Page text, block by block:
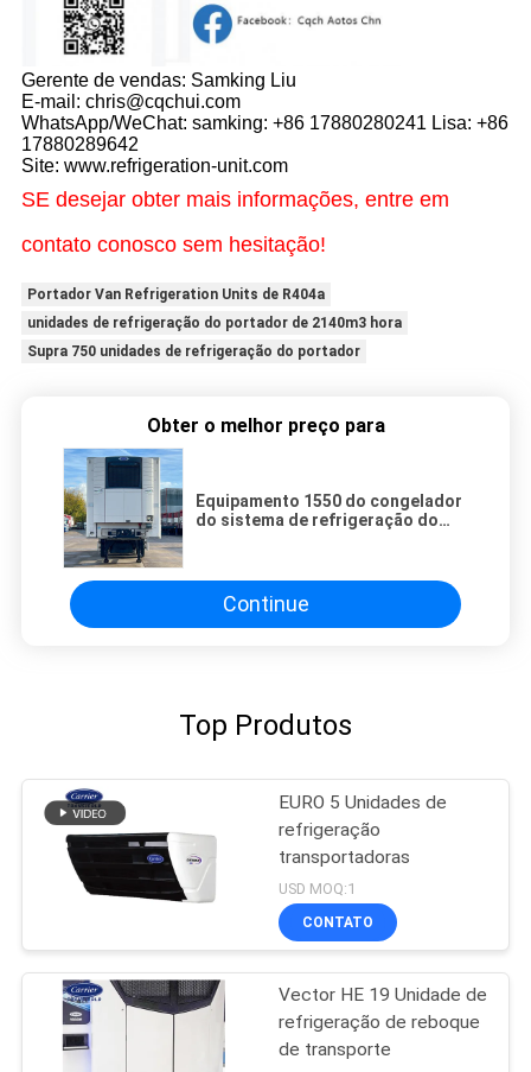
Gerente de vendas: Samking Liu
E-mail: chris@cqchui.com
WhatsApp/WeChat: samking: +86 17880280241 Lisa: +86
17880289642
Site: www.refrigeration-unit.com
SE desejar obter mais informações, entre em
contato conosco sem hesitação!
Portador Van Refrigeration Units de R404a
unidades de refrigeração do portador de 2140m3 hora
Supra 750 unidades de refrigeração do portador
Obter o melhor preço para
Equipamento 1550 do congelador
do sistema de refrigeração do
portador do vetor japona
caminhão camionete reboque
Continue
Top Produtos
EURO 5 Unidades de
refrigeração
transportadoras
USD MOQ:1
CONTATO
Vector HE 19 Unidade de
refrigeração de reboque
de transporte